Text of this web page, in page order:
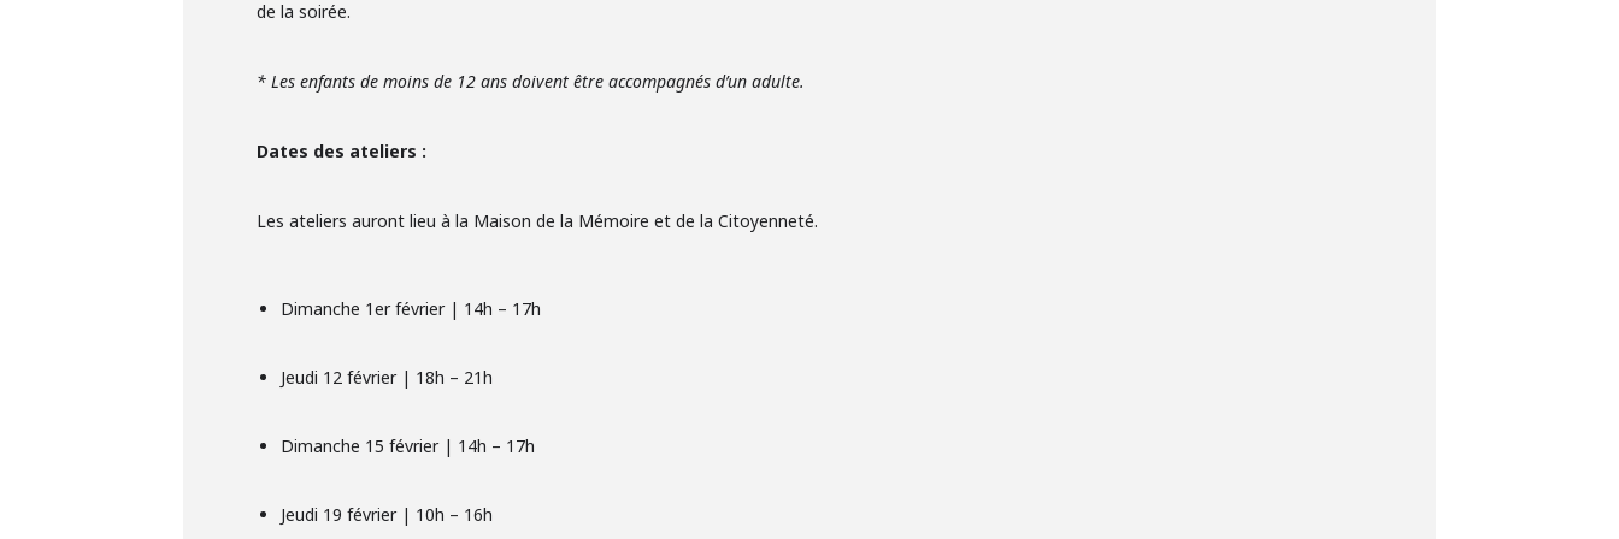
de la soirée.
* Les enfants de moins de 12 ans doivent être accompagnés d’un adulte.
Dates des ateliers :
Les ateliers auront lieu à la Maison de la Mémoire et de la Citoyenneté.
Dimanche 1er février | 14h – 17h
Jeudi 12 février | 18h – 21h
Dimanche 15 février | 14h – 17h
Jeudi 19 février | 10h – 16h